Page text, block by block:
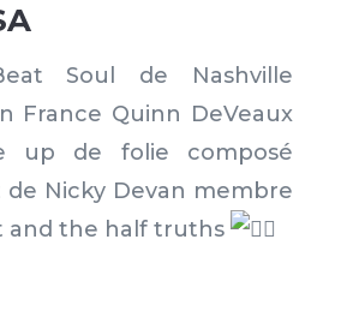
Soul de Nashville
France Quinn DeVeaux
up de folie composé
Nicky Devan membre
and the half truths